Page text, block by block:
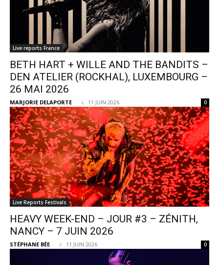
Live reports France
BETH HART + WILLE AND THE BANDITS –
DEN ATELIER (ROCKHAL), LUXEMBOURG –
26 MAI 2026
MARJORIE DELAPORTE - 11 JUIN 2026 0
Live Reports Festivals
HEAVY WEEK-END – JOUR #3 – ZÉNITH,
NANCY – 7 JUIN 2026
STÉPHANE BÉE - 11 JUIN 2026 0